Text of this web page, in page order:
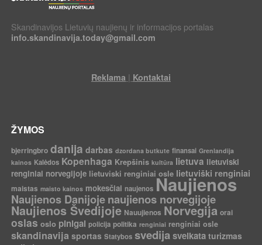
Skandinavijos Lietuvių naujienų ir informacijos portalas
info.skandinavija.today@gmail.com
Reklama | Kontaktai
ŽYMOS
bjerringbro danija darbas dzordana butkute finansai Grenlandija
kainos Kalėdos Kopenhaga Krepšinis kultūra lietuva lietuviski
renginiai norvegijoje lietuviski renginiai osle lietuviški renginiai
maistas maisto kainos mokesčiai naujenos Naujienos
Naujienos Danijojenaujienos norvegijoje
Naujienos Švedijoje Nauujienos Norvegija orai
oslas oslo pinigai policija politika renginiai renginiai osle
skandinavija sportas Statybos svedijasveikata turizmas